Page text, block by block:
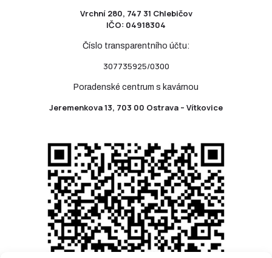
Vrchní 280, 747 31 Chlebičov
IČO: 04918304
Číslo transparentního účtu:
307735925/0300
Poradenské centrum s kavárnou
Jeremenkova 13, 703 00 Ostrava – Vítkovice